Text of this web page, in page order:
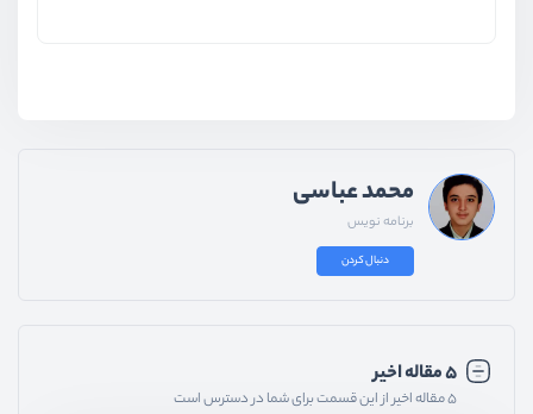
محمد عباسی
برنامه نویس
دنبال کردن
۵ مقاله اخیر
۵ مقاله اخیر از این قسمت برای شما در دسترس است